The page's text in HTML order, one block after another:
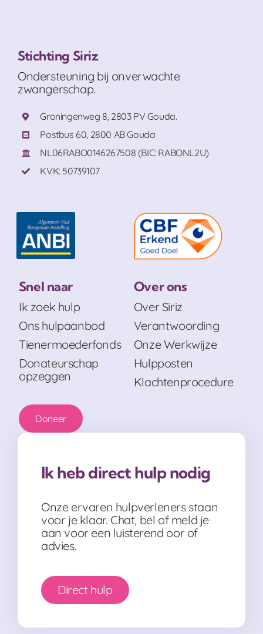
Stichting Siriz
Ondersteuning bij onverwachte
zwangerschap.
Groningenweg 8, 2803 PV Gouda.
Postbus 60, 2800 AB Gouda
NL06RABO0146267508 (BIC: RABONL2U)
KVK: 50739107
Snel naar
Ik zoek hulp
Ons hulpaanbod
Tienermoederfonds
Donateurschap
opzeggen
Doneer
Over ons
Over Siriz
Verantwoording
Onze Werkwijze
Hulpposten
Klachtenprocedure
Ik heb direct hulp nodig
Onze ervaren hulpverleners staan
voor je klaar. Chat, bel of meld je
aan voor een luisterend oor of
advies.
Direct hulp